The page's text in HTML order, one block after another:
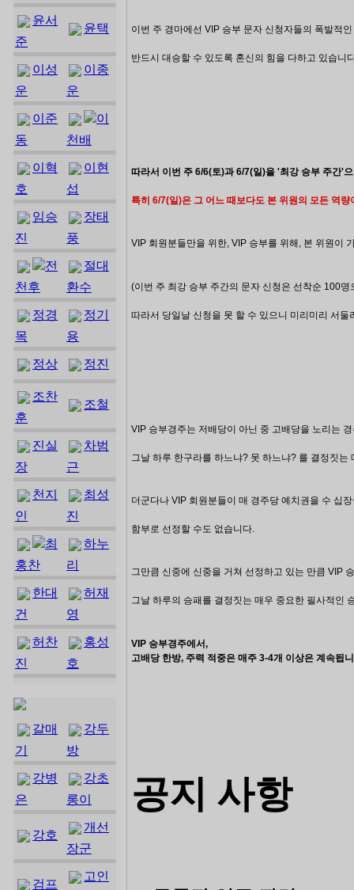
윤서
준
윤택
이성
운
이종
운
이준
동
이
천배
이혁
호
이현
섭
임승
진
장태
풍
전
천후
절대
환수
정경
목
정기
용
정상 정진
조찬
훈
조철
진실
장
차범
근
천지
인
최성
진
최
홍찬
하누
리
한대
건
허재
영
허찬
진
홍성
호
갈매
기
강두
방
강병
은
강초
롱이
강호
개선
장군
검프
고인
이번 주 경마에선 VIP 승부 문자 신청자들의 폭발적
반드시 대승할 수 있도록 혼신의 힘을 다하고 있습니
따라서 이번 주 6/6(토)과 6/7(일)을 '최강 승부 주간'
특히 6/7(일)은 그 어느 때보다도 본 위원의 모든 역
VIP 회원분들만을 위한, VIP 승부를 위해, 본 위원이
(이번 주 최강 승부 주간의 문자 신청은 선착순 100명
따라서 당일날 신청을 못 할 수 있으니 미리미리 서둘
VIP 승부경주는 저배당이 아닌 중 고배당을 노리는
그날 하루 한구라를 하느냐? 못 하느냐? 를 결정짓는
더군다나 VIP 회원분들이 매 경주당 예치권을 수 십
함부로 선정할 수도 없습니다.
그만큼 신중에 신중을 거쳐 선정하고 있는 만큼 VIP
그날 하루의 승패를 결정짓는 매우 중요한 필사적인
VIP 승부경주에서,
고배당 한방, 주력 적중은 매주 3-4개 이상은 계속됩
공지 사항